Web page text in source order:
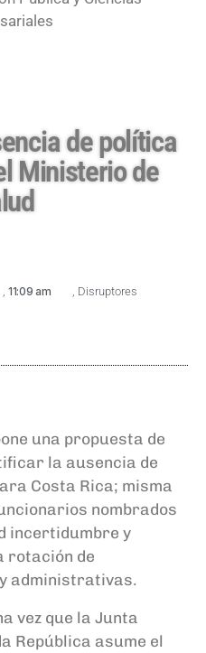
de política
Ministerio de
11:09 am Disruptores
una propuesta de
la ausencia de
Costa Rica; misma
nombrados
incertidumbre y
rotación de
administrativas.
vez que la Junta
República asume el